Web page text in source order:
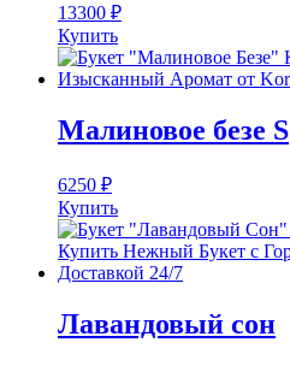
13300 ₽
Купить
Малиновое безе S
6250 ₽
Купить
Лавандовый сон